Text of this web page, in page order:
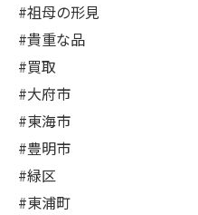
#祖母の形見
#貴重な品
#買取
#大府市
#東海市
#豊明市
#緑区
#東浦町